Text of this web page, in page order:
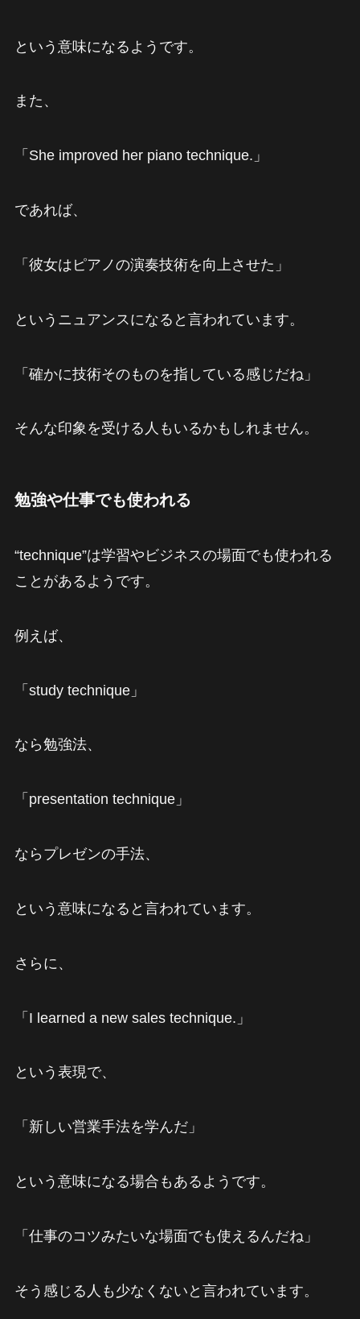
という意味になるようです。
また、
「She improved her piano technique.」
であれば、
「彼女はピアノの演奏技術を向上させた」
というニュアンスになると言われています。
「確かに技術そのものを指している感じだね」
そんな印象を受ける人もいるかもしれません。
勉強や仕事でも使われる
“technique”は学習やビジネスの場面でも使われる
ことがあるようです。
例えば、
「study technique」
なら勉強法、
「presentation technique」
ならプレゼンの手法、
という意味になると言われています。
さらに、
「I learned a new sales technique.」
という表現で、
「新しい営業手法を学んだ」
という意味になる場合もあるようです。
「仕事のコツみたいな場面でも使えるんだね」
そう感じる人も少なくないと言われています。